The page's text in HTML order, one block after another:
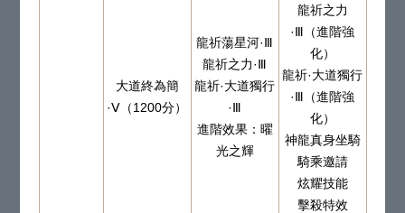
大道終為簡
·Ⅴ（1200分）
龍祈蕩星河·Ⅲ
龍祈之力·Ⅲ
龍祈·大道獨行
·Ⅲ
進階效果：曜
光之輝
龍祈之力
·Ⅲ（進階強
化）
龍祈·大道獨行
·Ⅲ（進階強
化）
神龍真身坐騎
騎乘邀請
炫耀技能
擊殺特效